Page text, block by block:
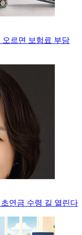
오르면 보험료 부담
연금 수령 길 열린다